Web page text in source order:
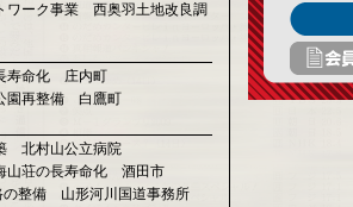
ワーク事業 西奥羽土地改良調
寿命化 庄内町
園再整備 白鷹町
北村山公立病院
山荘の長寿命化 酒田市
の整備 山形河川国道事務所